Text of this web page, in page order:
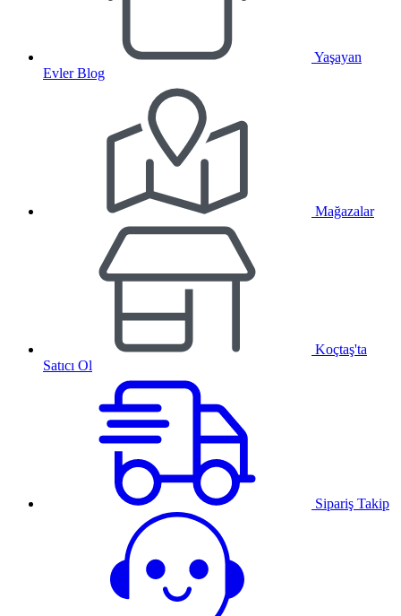
Yaşayan
Evler Blog
Mağazalar
Koçtaş'ta
Satıcı Ol
Sipariş Takip